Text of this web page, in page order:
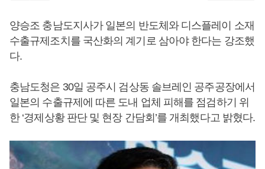
양승조 충남도지사가 일본의 반도체와 디스플레이 소재
수출규제조치를 국산화의 계기로 삼아야 한다는 강조했
다.
충남도청은 30일 공주시 검상동 솔브레인 공주공장에서
일본의 수출규제에 따른 도내 업체 피해를 점검하기 위
한 ‘경제상황 판단 및 현장 간담회’를 개최했다고 밝혔다.